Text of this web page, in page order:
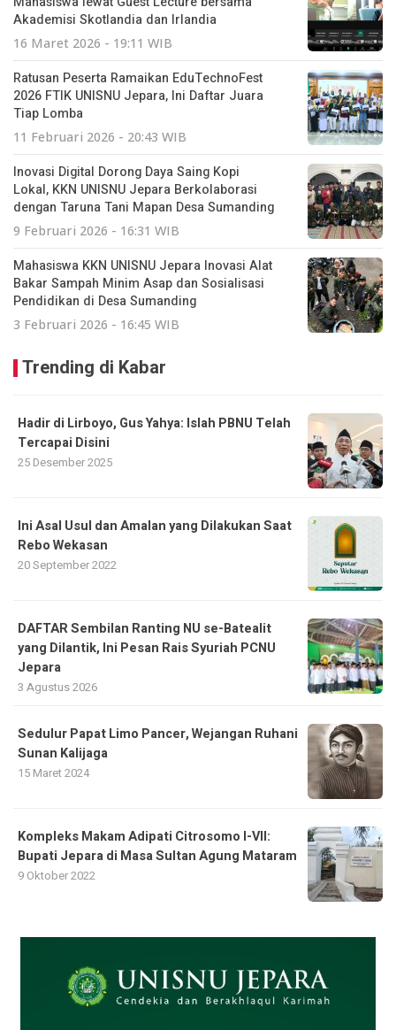
Akademisi Skotlandia dan Irlandia
16 Maret 2026 - 19:11 WIB
Ratusan Peserta Ramaikan EduTechnoFest
2026 FTIK UNISNU Jepara, Ini Daftar Juara
Tiap Lomba
11 Februari 2026 - 20:43 WIB
Inovasi Digital Dorong Daya Saing Kopi
Lokal, KKN UNISNU Jepara Berkolaborasi
dengan Taruna Tani Mapan Desa Sumanding
9 Februari 2026 - 16:31 WIB
Mahasiswa KKN UNISNU Jepara Inovasi Alat
Bakar Sampah Minim Asap dan Sosialisasi
Pendidikan di Desa Sumanding
3 Februari 2026 - 16:45 WIB
Trending di Kabar
Hadir di Lirboyo, Gus Yahya: Islah PBNU Telah
Tercapai Disini
25 Desember 2025
Ini Asal Usul dan Amalan yang Dilakukan Saat
Rebo Wekasan
20 September 2022
DAFTAR Sembilan Ranting NU se-Batealit
yang Dilantik, Ini Pesan Rais Syuriah PCNU
Jepara
3 Agustus 2026
Sedulur Papat Limo Pancer, Wejangan Ruhani
Sunan Kalijaga
15 Maret 2024
Kompleks Makam Adipati Citrosomo I-VII:
Bupati Jepara di Masa Sultan Agung Mataram
9 Oktober 2022